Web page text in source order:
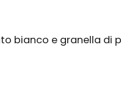
bianco e granella di